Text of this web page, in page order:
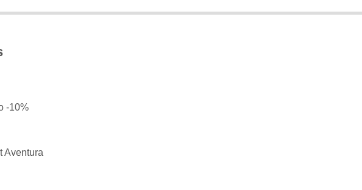
-10%
Aventura